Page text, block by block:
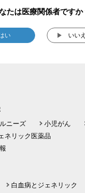
たは医療関係者ですか
い いいえ
ニーズ 小児がん
ネリック医薬品
白血病とジェネリック